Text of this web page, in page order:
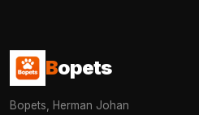
Bopets
Bopets, Herman Johan